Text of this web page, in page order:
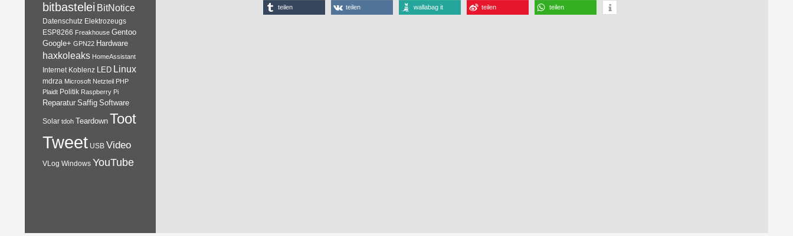
teilen teilen wallabag it teilen teilen
bitbastelei BitNotice
Datenschutz Elektrozeugs
ESP8266 Freakhouse Gentoo
Google+ GPN22 Hardware
haxkoleaks HomeAssistant
Internet Koblenz LED Linux
mdrza Microsoft Netzteil PHP
Plaidt Politik Raspberry Pi
Reparatur Saffig Software
Solar tdoh Teardown Toot
Tweet USB Video
VLog Windows YouTube